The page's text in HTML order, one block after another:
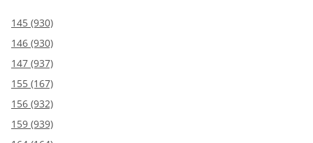
145 (930)
146 (930)
147 (937)
155 (167)
156 (932)
159 (939)